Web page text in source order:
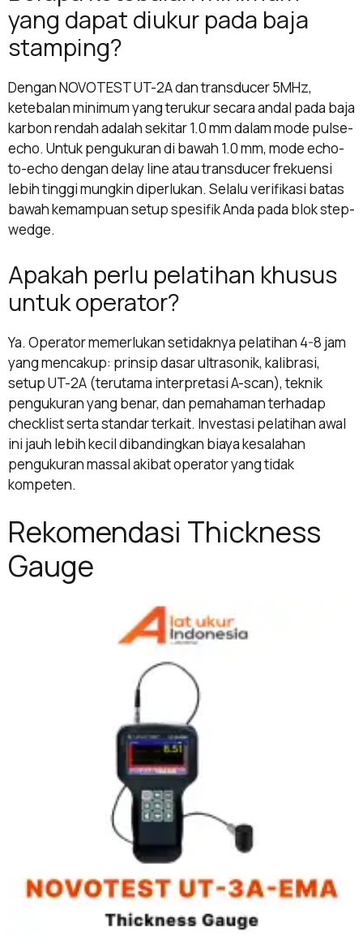
yang dapat diukur pada baja
stamping?
Dengan NOVOTEST UT-2A dan transducer 5MHz,
ketebalan minimum yang terukur secara andal pada baja
karbon rendah adalah sekitar 1.0 mm dalam mode pulse-
echo. Untuk pengukuran di bawah 1.0 mm, mode echo-
to-echo dengan delay line atau transducer frekuensi
lebih tinggi mungkin diperlukan. Selalu verifikasi batas
bawah kemampuan setup spesifik Anda pada blok step-
wedge.
Apakah perlu pelatihan khusus
untuk operator?
Ya. Operator memerlukan setidaknya pelatihan 4-8 jam
yang mencakup: prinsip dasar ultrasonik, kalibrasi,
setup UT-2A (terutama interpretasi A-scan), teknik
pengukuran yang benar, dan pemahaman terhadap
checklist serta standar terkait. Investasi pelatihan awal
ini jauh lebih kecil dibandingkan biaya kesalahan
pengukuran massal akibat operator yang tidak
kompeten.
Rekomendasi Thickness
Gauge